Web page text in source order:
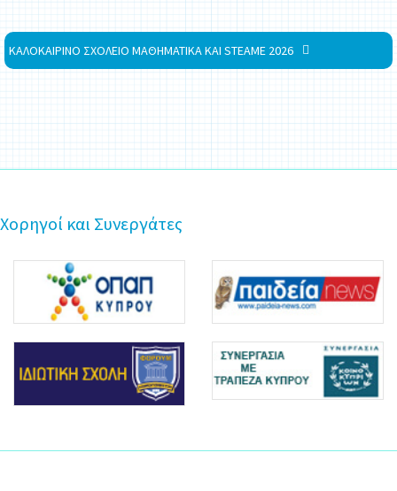
ΚΑΛΟΚΑΙΡΙΝΟ ΣΧΟΛΕΙΟ ΜΑΘΗΜΑΤΙΚΑ ΚΑΙ STEAME 2026
Χορηγοί και Συνεργάτες